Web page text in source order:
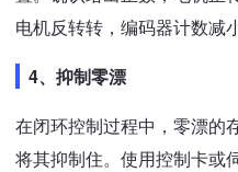
电机反转转，编码器计数减小
4、抑制零漂
在闭环控制过程中，零漂的
将其抑制住。使用控制卡或